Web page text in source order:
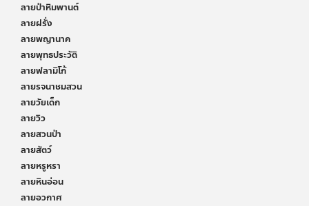
ลายป่าหิมพานต์
ลายฝรั่ง
ลายพญานาค
ลายพุทธประวัติ
ลายฟลามิโก้
ลายรจนาชมสวน
ลายวัยเด็ก
ลายวิว
ลายสวนป่า
ลายสัตว์
ลายหรูหรา
ลายหินอ่อน
ลายอวกาศ